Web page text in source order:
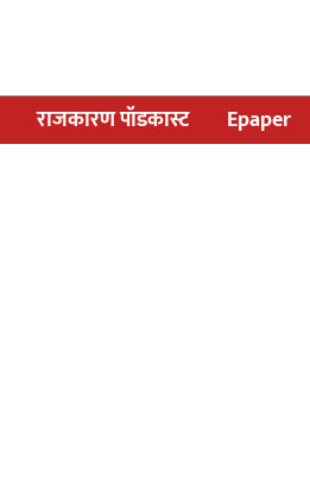
राजकारण पॉडकास्ट Epaper